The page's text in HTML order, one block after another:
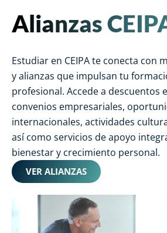
Alianzas
Estudiar en CEIPA te conecta con
y alianzas que impulsan tu
profesional. Accede a descuentos
convenios empresariales,
internacionales, actividades
así como servicios de apoyo
bienestar y crecimiento personal.
VER ALIANZAS